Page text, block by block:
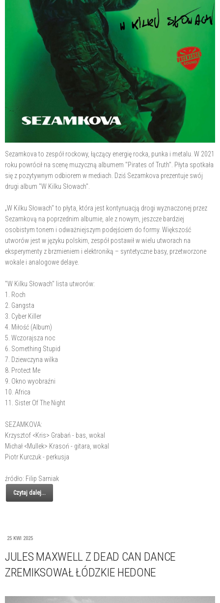
Sezamkova to zespół rockowy, łączący energię rocka, punka i metalu. W 2021
roku powrócił na scenę muzyczną albumem "Pirates of Truth". Płyta spotkała
się z pozytywnym odbiorem w mediach. Dziś Sezamkova prezentuje swój
drugi album "W Kilku Słowach".
„W Kilku Słowach" to płyta, która jest kontynuacją drogi wyznaczonej przez
Sezamkovą na poprzednim albumie, ale z nowym, jeszcze bardziej
osobistym tonem i odważniejszym podejściem do formy. Większość
utworów jest w języku polskim, zespół postawił w wielu utworach na
eksperymenty z brzmieniem i elektroniką – syntetyczne basy, przetworzone
wokale i analogowe delaye.
"W Kilku Słowach" lista utworów:
1. Roch
2. Gangsta
3. Cyber Killer
4. Miłość (Album)
5. Wczorajsza noc
6. Something Stupid
7. Dziewczyna wilka
8. Protect Me
9. Okno wyobraźni
10. Africa
11. Sister Of The Night
SEZAMKOVA:
Krzysztof <Kris> Grabań - bas, wokal
Michał <Mullek> Krasoń - gitara, wokal
Piotr Kurczuk - perkusja
źródło: Filip Sarniak
Czytaj dalej...
25 KWI 2025
JULES MAXWELL Z DEAD CAN DANCE
ZREMIKSOWAŁ ŁÓDZKIE HEDONE